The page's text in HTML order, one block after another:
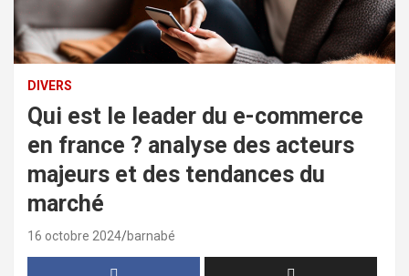
DIVERS
Qui est le leader du e-commerce
en france ? analyse des acteurs
majeurs et des tendances du
marché
16 octobre 2024 barnabé